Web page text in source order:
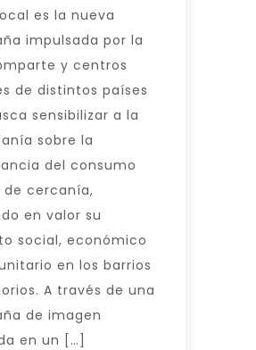
es la nueva
impulsada por la
y centros
de distintos países
sensibilizar a la
sobre la
del consumo
de cercanía,
en valor su
social, económico
en los barrios
A través de una
de imagen
en un […]